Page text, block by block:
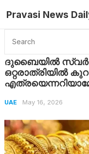
Pravasi News
Home UAE ദുബൈയിൽ
ദുബൈയിൽ
ഒറ്റരാത്രിയിൽ
UAE May 16, 2026